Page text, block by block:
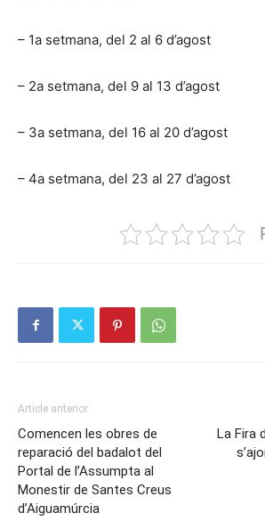
– 1a setmana, del 2 al 6 d’agost
– 2a setmana, del 9 al 13 d’agost
– 3a setmana, del 16 al 20 d’agost
– 4a setmana, del 23 al 27 d’agost
Article anterior
Comencen les obres de
reparació del badalot del
Portal de l’Assumpta al
Monestir de Santes Creus
d’Aiguamúrcia
La Fira